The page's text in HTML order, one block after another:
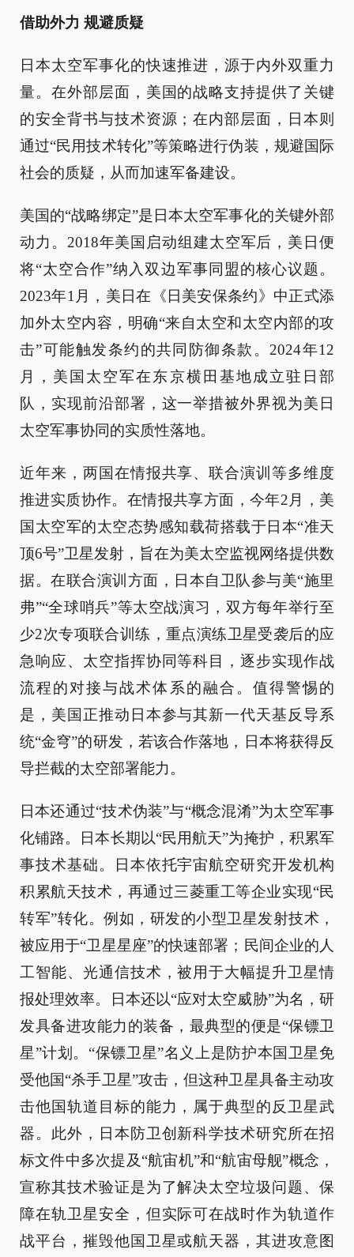
借助外力 规避质疑
日本太空军事化的快速推进，源于内外双重力
量。在外部层面，美国的战略支持提供了关键
的安全背书与技术资源；在内部层面，日本则
通过“民用技术转化”等策略进行伪装，规避国际
社会的质疑，从而加速军备建设。
美国的“战略绑定”是日本太空军事化的关键外部
动力。2018年美国启动组建太空军后，美日便
将“太空合作”纳入双边军事同盟的核心议题。
2023年1月，美日在《日美安保条约》中正式添
加外太空内容，明确“来自太空和太空内部的攻
击”可能触发条约的共同防御条款。2024年12
月，美国太空军在东京横田基地成立驻日部
队，实现前沿部署，这一举措被外界视为美日
太空军事协同的实质性落地。
近年来，两国在情报共享、联合演训等多维度
推进实质协作。在情报共享方面，今年2月，美
国太空军的太空态势感知载荷搭载于日本“准天
顶6号”卫星发射，旨在为美太空监视网络提供数
据。在联合演训方面，日本自卫队参与美“施里
弗”“全球哨兵”等太空战演习，双方每年举行至
少2次专项联合训练，重点演练卫星受袭后的应
急响应、太空指挥协同等科目，逐步实现作战
流程的对接与战术体系的融合。值得警惕的
是，美国正推动日本参与其新一代天基反导系
统“金穹”的研发，若该合作落地，日本将获得反
导拦截的太空部署能力。
日本还通过“技术伪装”与“概念混淆”为太空军事
化铺路。日本长期以“民用航天”为掩护，积累军
事技术基础。日本依托宇宙航空研究开发机构
积累航天技术，再通过三菱重工等企业实现“民
转军”转化。例如，研发的小型卫星发射技术，
被应用于“卫星星座”的快速部署；民间企业的人
工智能、光通信技术，被用于大幅提升卫星情
报处理效率。日本还以“应对太空威胁”为名，研
发具备进攻能力的装备，最典型的便是“保镖卫
星”计划。“保镖卫星”名义上是防护本国卫星免
受他国“杀手卫星”攻击，但这种卫星具备主动攻
击他国轨道目标的能力，属于典型的反卫星武
器。此外，日本防卫创新科学技术研究所在招
标文件中多次提及“航宙机”和“航宙母舰”概念，
宣称其技术验证是为了解决太空垃圾问题、保
障在轨卫星安全，但实际可在战时作为轨道作
战平台，摧毁他国卫星或航天器，其进攻意图